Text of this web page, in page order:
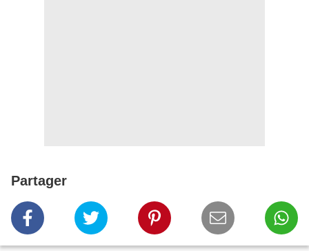
Partager